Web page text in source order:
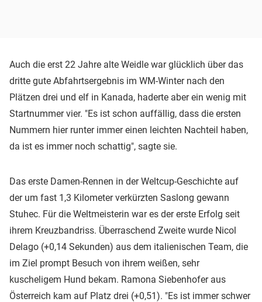
Auch die erst 22 Jahre alte Weidle war glücklich über das
dritte gute Abfahrtsergebnis im WM-Winter nach den
Plätzen drei und elf in Kanada, haderte aber ein wenig mit
Startnummer vier. "Es ist schon auffällig, dass die ersten
Nummern hier runter immer einen leichten Nachteil haben,
da ist es immer noch schattig", sagte sie.
Das erste Damen-Rennen in der Weltcup-Geschichte auf
der um fast 1,3 Kilometer verkürzten Saslong gewann
Stuhec. Für die Weltmeisterin war es der erste Erfolg seit
ihrem Kreuzbandriss. Überraschend Zweite wurde Nicol
Delago (+0,14 Sekunden) aus dem italienischen Team, die
im Ziel prompt Besuch von ihrem weißen, sehr
kuscheligem Hund bekam. Ramona Siebenhofer aus
Österreich kam auf Platz drei (+0,51). "Es ist immer schwer